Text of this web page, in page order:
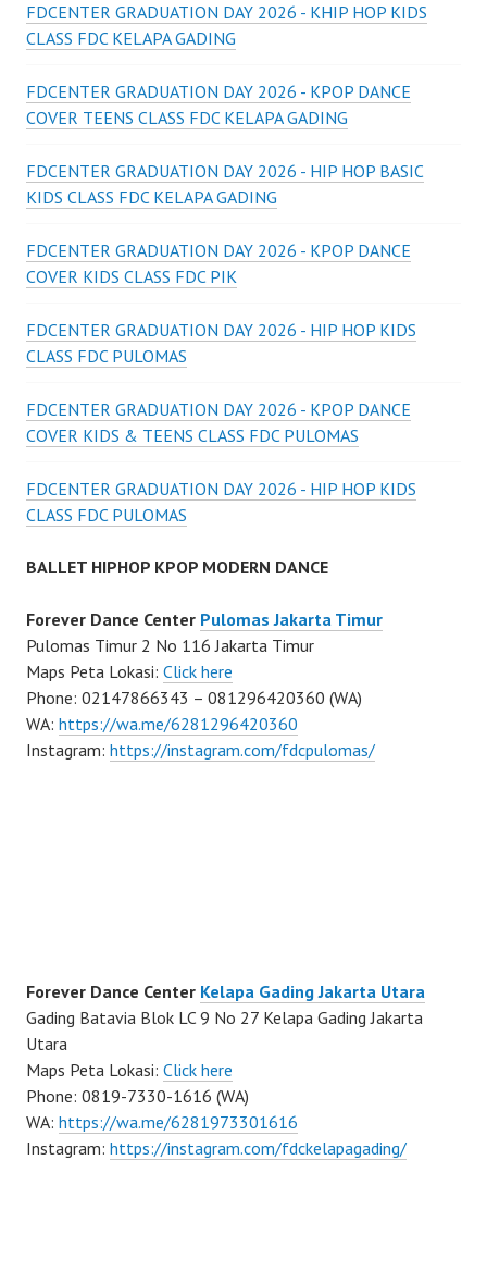
FDCENTER GRADUATION DAY 2026 - KHIP HOP KIDS
CLASS FDC KELAPA GADING
FDCENTER GRADUATION DAY 2026 - KPOP DANCE
COVER TEENS CLASS FDC KELAPA GADING
FDCENTER GRADUATION DAY 2026 - HIP HOP BASIC
KIDS CLASS FDC KELAPA GADING
FDCENTER GRADUATION DAY 2026 - KPOP DANCE
COVER KIDS CLASS FDC PIK
FDCENTER GRADUATION DAY 2026 - HIP HOP KIDS
CLASS FDC PULOMAS
FDCENTER GRADUATION DAY 2026 - KPOP DANCE
COVER KIDS & TEENS CLASS FDC PULOMAS
FDCENTER GRADUATION DAY 2026 - HIP HOP KIDS
CLASS FDC PULOMAS
BALLET HIPHOP KPOP MODERN DANCE
Forever Dance Center Pulomas Jakarta Timur
Pulomas Timur 2 No 116 Jakarta Timur
Maps Peta Lokasi: Click here
Phone: 02147866343 – 081296420360 (WA)
WA: https://wa.me/6281296420360
Instagram: https://instagram.com/fdcpulomas/
Forever Dance Center Kelapa Gading Jakarta Utara
Gading Batavia Blok LC 9 No 27 Kelapa Gading Jakarta
Utara
Maps Peta Lokasi: Click here
Phone: 0819-7330-1616 (WA)
WA: https://wa.me/6281973301616
Instagram: https://instagram.com/fdckelapagading/